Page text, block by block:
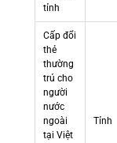
tỉnh
Cấp đổi
thẻ
thường
trú cho
người
nước
ngoài
tại Việt
Tỉnh